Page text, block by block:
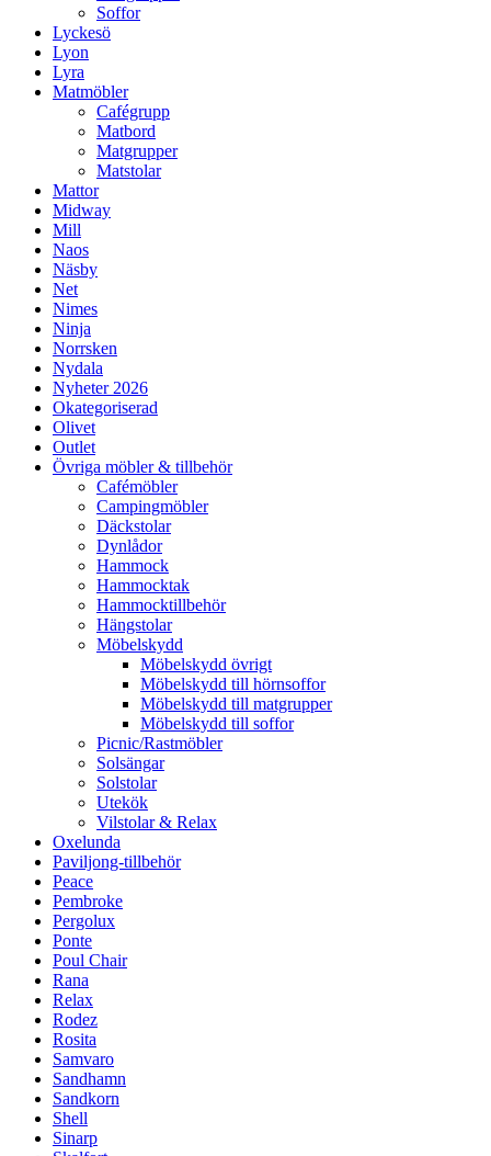
Soffor
Lyckesö
Lyon
Lyra
Matmöbler
Cafégrupp
Matbord
Matgrupper
Matstolar
Mattor
Midway
Mill
Naos
Näsby
Net
Nimes
Ninja
Norrsken
Nydala
Nyheter 2026
Okategoriserad
Olivet
Outlet
Övriga möbler & tillbehör
Cafémöbler
Campingmöbler
Däckstolar
Dynlådor
Hammock
Hammocktak
Hammocktillbehör
Hängstolar
Möbelskydd
Möbelskydd övrigt
Möbelskydd till hörnsoffor
Möbelskydd till matgrupper
Möbelskydd till soffor
Picnic/Rastmöbler
Solsängar
Solstolar
Utekök
Vilstolar & Relax
Oxelunda
Paviljong-tillbehör
Peace
Pembroke
Pergolux
Ponte
Poul Chair
Rana
Relax
Rodez
Rosita
Samvaro
Sandhamn
Sandkorn
Shell
Sinarp